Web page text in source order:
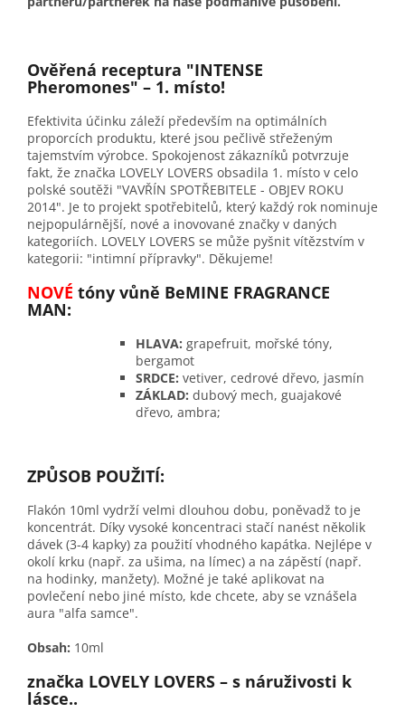
Ověřená receptura "INTENSE
Pheromones" – 1. místo!
Efektivita účinku záleží především na optimálních
proporcích produktu, které jsou pečlivě střeženým
tajemstvím výrobce. Spokojenost zákazníků potvrzuje
fakt, že značka LOVELY LOVERS obsadila 1. místo v celo
polské soutěži "VAVŘÍN SPOTŘEBITELE - OBJEV ROKU
2014". Je to projekt spotřebitelů, který každý rok nominuje
nejpopulárnější, nové a inovované značky v daných
kategoriích. LOVELY LOVERS se může pyšnit vítězstvím v
kategorii: "intimní přípravky". Děkujeme!
NOVÉ tóny vůně BeMINE FRAGRANCE
MAN:
HLAVA: grapefruit, mořské tóny,
bergamot
SRDCE: vetiver, cedrové dřevo, jasmín
ZÁKLAD: dubový mech, guajakové
dřevo, ambra;
ZPŮSOB POUŽITÍ:
Flakón 10ml vydrží velmi dlouhou dobu, poněvadž to je
koncentrát. Díky vysoké koncentraci stačí nanést několik
dávek (3-4 kapky) za použití vhodného kapátka. Nejlépe v
okolí krku (např. za ušima, na límec) a na zápěstí (např.
na hodinky, manžety). Možné je také aplikovat na
povlečení nebo jiné místo, kde chcete, aby se vznášela
aura "alfa samce".
Obsah: 10ml
značka LOVELY LOVERS – s náruživosti k
lásce..